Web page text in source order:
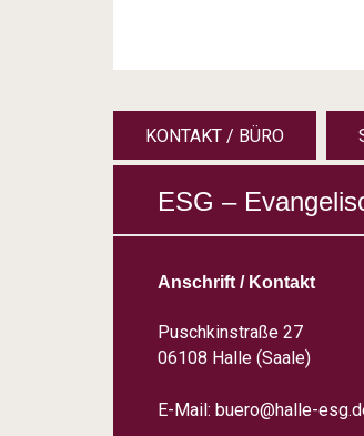
KONTAKT / BÜRO
ESG –
Anschrift / Kontakt
Puschkinstraße 27
06108 Halle (Saale)
E-Mail: buero@halle-